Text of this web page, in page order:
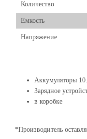
Количество
Емкость
Напряжение
Аккумуляторы
Зарядное
в коробке
*Производитель